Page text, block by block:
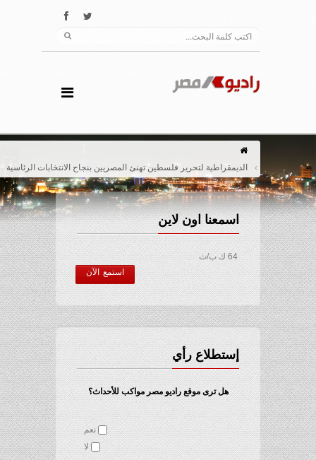
الديمقراطية لتحرير فلسطين تهنئ المصريين بنجاح الانتخابات الرئاسية
اسمعنا اون لاين
64 ك ب/ث
استمع الآن
إستطلاع رأي
هل ترى موقع راديو مصر مواكب للأحداث؟
نعم
لا